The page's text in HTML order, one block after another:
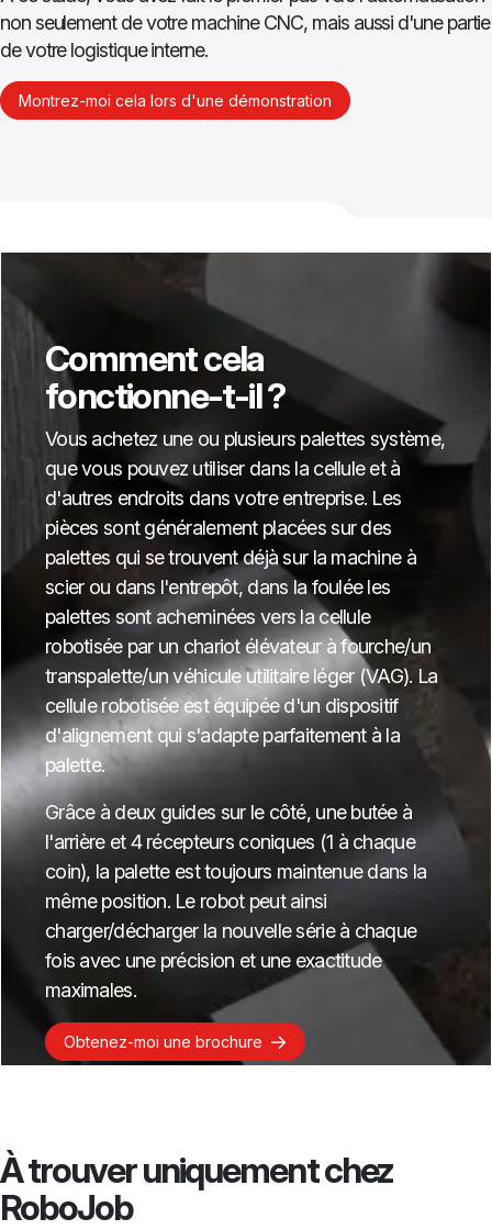
non seulement de votre machine CNC, mais aussi d'une partie
de votre logistique interne.
Montrez-moi cela lors d'une démonstration
Comment cela
fonctionne-t-il ?
Vous achetez une ou plusieurs palettes système,
que vous pouvez utiliser dans la cellule et à
d'autres endroits dans votre entreprise. Les
pièces sont généralement placées sur des
palettes qui se trouvent déjà sur la machine à
scier ou dans l'entrepôt, dans la foulée les
palettes sont acheminées vers la cellule
robotisée par un chariot élévateur à fourche/un
transpalette/un véhicule utilitaire léger (VAG). La
cellule robotisée est équipée d'un dispositif
d'alignement qui s'adapte parfaitement à la
palette.
Grâce à deux guides sur le côté, une butée à
l'arrière et 4 récepteurs coniques (1 à chaque
coin), la palette est toujours maintenue dans la
même position. Le robot peut ainsi
charger/décharger la nouvelle série à chaque
fois avec une précision et une exactitude
maximales.
Obtenez-moi une brochure
À trouver uniquement chez
RoboJob